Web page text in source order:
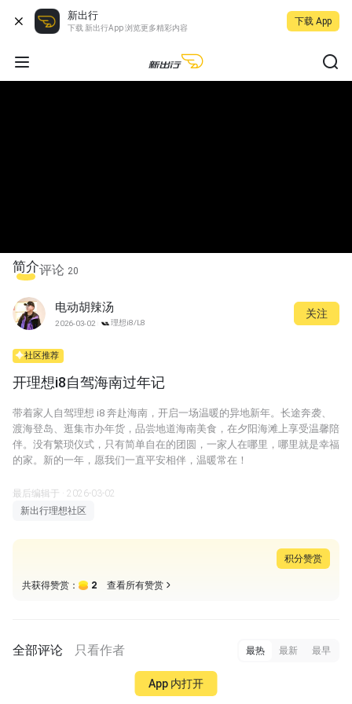
新出行
下载 新出行App 浏览更多精彩内容
下载 App
简介评论 20
电动胡辣汤
2026-03-02 理想i8/L8
关注
社区推荐
开理想i8自驾海南过年记
带着家人自驾理想 i8 奔赴海南，开启一场温暖的异地新年。长途奔袭、
渡海登岛、逛集市办年货，品尝地道海南美食，在夕阳海滩上享受温馨陪
伴。没有繁琐仪式，只有简单自在的团圆，一家人在哪里，哪里就是幸福
的家。新的一年，愿我们一直平安相伴，温暖常在！
最后编辑于 · 2026-03-02
新出行理想社区
积分赞赏
共获得赞赏： 2 查看所有赞赏
全部评论 只看作者 最热 最新 最早
App 内打开